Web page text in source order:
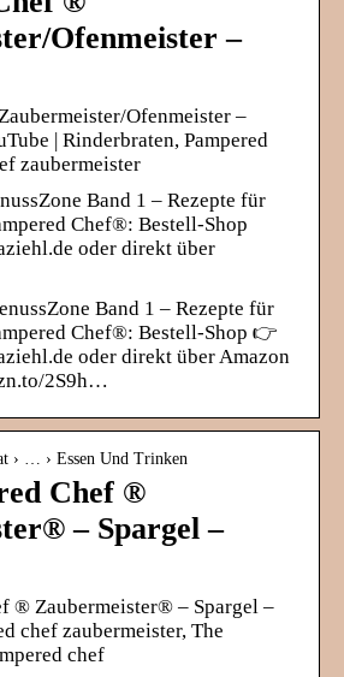
Ofenmeister –
Ofenmeister –
| Rinderbraten, Pampered
zaubermeister
Band 1 – Rezepte für
Chef®: Bestell-Shop
oder direkt über
Band 1 – Rezepte für
Chef®: Bestell-Shop 👉
oder direkt über Amazon
2S9h…
› … › Essen Und Trinken
Chef ®
– Spargel –
® Zaubermeister® – Spargel –
chef zaubermeister, The
chef